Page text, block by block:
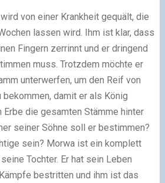
von einer Krankheit gequält, die
lassen wird. Ihm ist klar, dass
Fingern zerrinnt und er dringend
muss. Trotzdem möchte er
unterwerfen, um den Reif von
damit er als König
Erbe die gesamten Stämme hinter
seiner Söhne soll er bestimmen?
sein? Morwa ist ein komplett
Tochter. Er hat sein Leben
bestritten und ihm ist das